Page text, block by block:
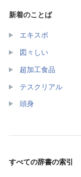
新着のことば
エキスポ
図々しい
超加工食品
テスクリアル
頭身
すべての辞書の索引